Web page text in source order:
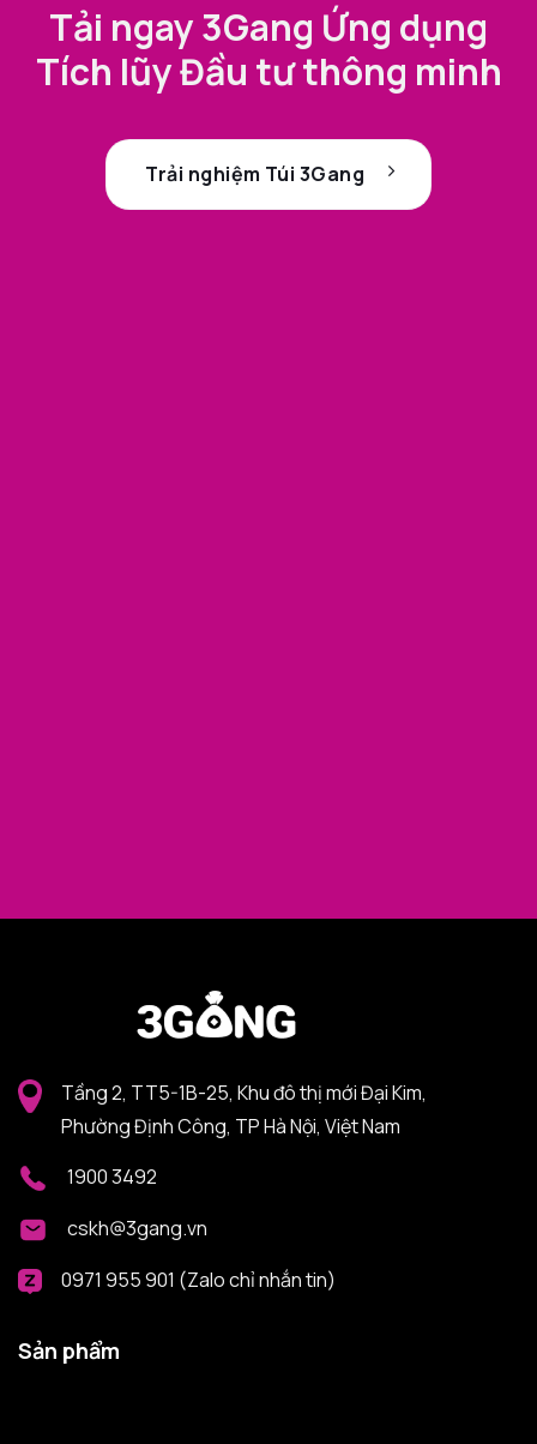
Tải ngay 3Gang Ứng dụng
Tích lũy Đầu tư thông minh
Trải nghiệm Túi 3Gang
Tầng 2, TT5-1B-25, Khu đô thị mới Đại Kim,
Phường Định Công, TP Hà Nội, Việt Nam
1900 3492
cskh@3gang.vn
0971 955 901 (Zalo chỉ nhắn tin)
Sản phẩm